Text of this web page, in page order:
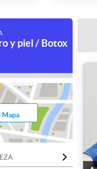
y piel / Botox
Mapa